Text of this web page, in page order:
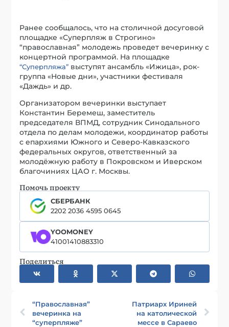
Ранее сообщалось, что на столичной досуговой
площадке «Суперпляж в Строгино»
“православная” молодежь проведет вечеринку с
концертной программой. На площадке
“Суперпляжа” выступят ансамбль «Ижица», рок-
группа «Новые дни», участники фестиваля
«Даждь» и др.
Организатором вечеринки выступает
Константин Беремеш, заместитель
председателя ВПМД, сотрудник Синодального
отдела по делам молодежи, координатор работы
с епархиями Южного и Северо-Кавказского
федеральных округов, ответственный за
молодёжную работу в Покровском и Иверском
благочиниях ЦАО г. Москвы.
Помочь проекту
СБЕРБАНК
2202 2036 4595 0645
YOOMONEY
41001410883310
Поделиться
“Православная”
вечеринка на
“суперпляже”
Патриарх Ириней
на католической
мессе в Сараево